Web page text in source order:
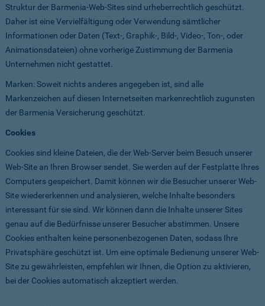
Struktur der Barmenia-Web-Sites sind urheberrechtlich geschützt.
Daher ist eine Vervielfältigung oder Verwendung sämtlicher
Informationen oder Daten (Text-, Graphik-, Bild-, Video-, Ton-, oder
Animationsdateien) ohne vorherige Zustimmung der Barmenia
Unternehmen nicht gestattet.
Marken: Soweit nichts anderes angegeben ist, sind alle
Markenzeichen auf diesen Internetseiten markenrechtlich zugunsten
der Barmenia Versicherung geschützt.
Cookies
Cookies sind kleine Dateien, die der Web-Server beim Besuch unserer
Web-Site an Ihren Browser sendet. Sie werden auf der Festplatte Ihres
Computers gespeichert. Damit können wir die Besucher unserer Web-
Site wiedererkennen und analysieren, welche Inhalte besonders
interessant für sie sind. Wir können dann die Inhalte unserer Sites
genau auf die Bedürfnisse unserer Besucher abstimmen. Unsere
Cookies enthalten keine personenbezogenen Daten, sodass Ihre
Privatsphäre geschützt ist. Um eine optimale Bedienung unserer Web-
Site zu gewährleisten, empfehlen wir Ihnen, die Option zu aktivieren,
bei der Cookies automatisch akzeptiert werden.